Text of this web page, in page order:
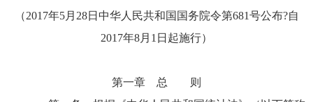
（2017年5月28日中华人民共和国国务院令第681号公布?自
2017年8月1日起施行）
第一章 总 则